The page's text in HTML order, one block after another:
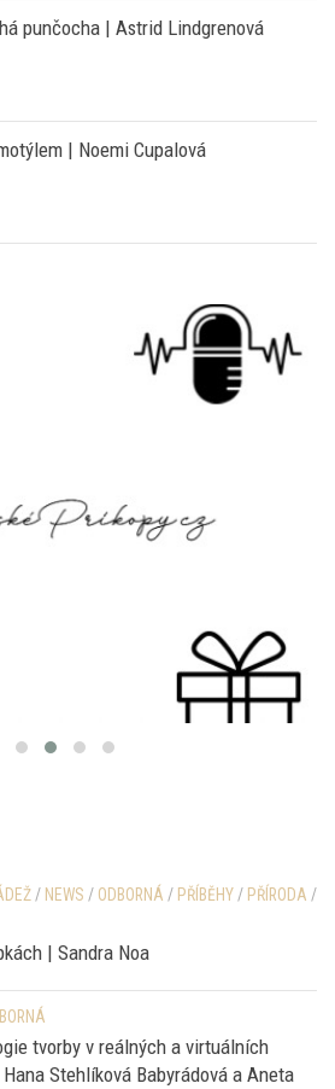
punčocha | Astrid Lindgrenová
| Noemi Cupalová
| Sandra Noa